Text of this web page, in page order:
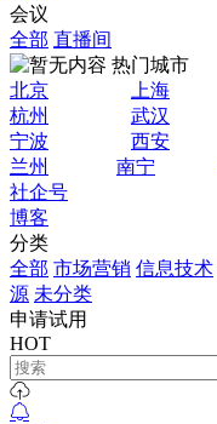
会议
全部 直播间
热门城市
北京
上海
杭州
武汉
宁波
西安
兰州
南宁
社企号
博客
分类
全部 市场营销 信息技术
源 未分类
申请试用
HOT